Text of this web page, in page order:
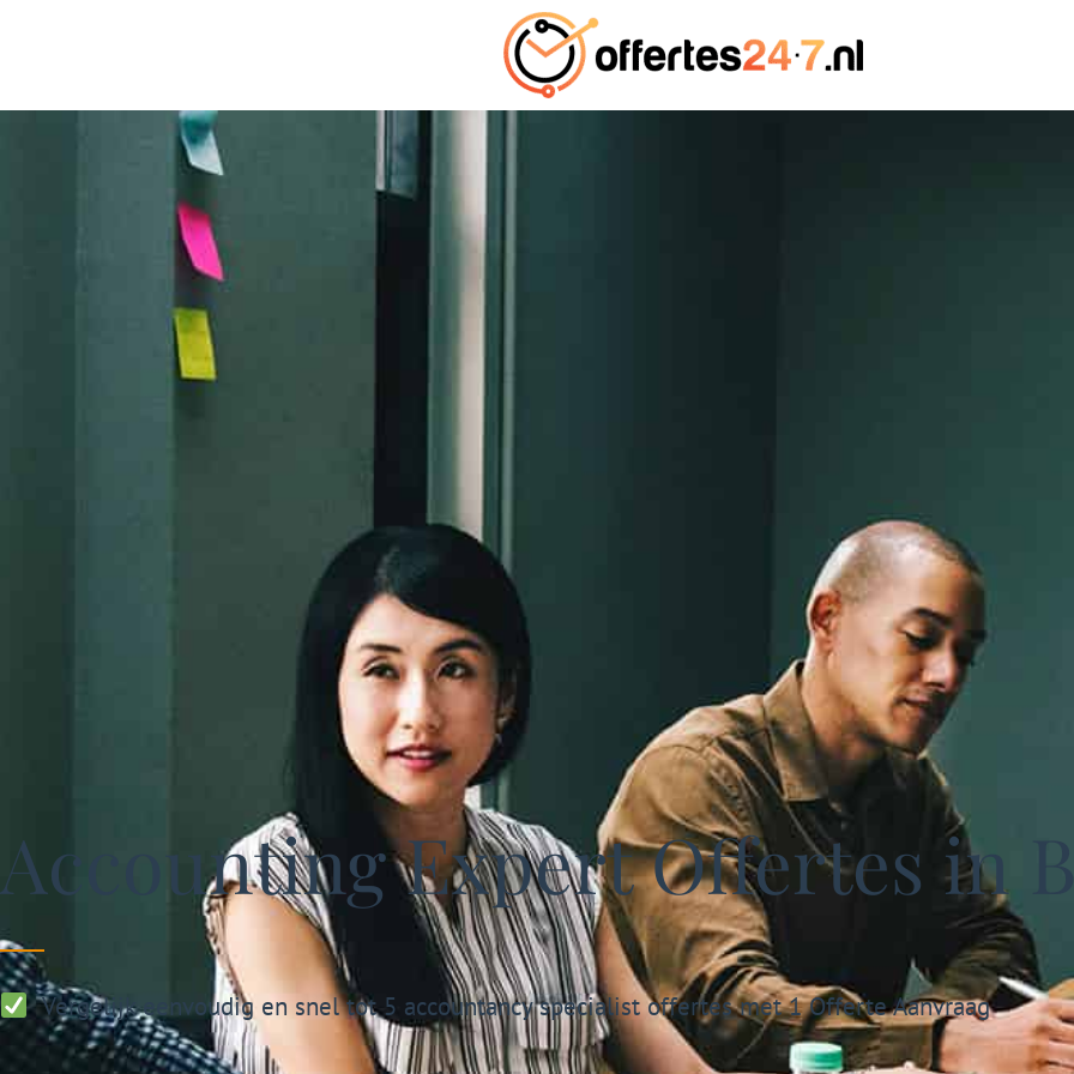
Accounting Expert Offertes in
Vergelijk eenvoudig en snel tot 5 accountancy specialist offertes met 1 Offerte Aanvraag